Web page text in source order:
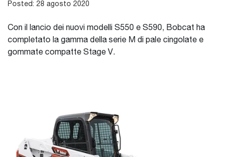
Posted: 28 agosto 2020
Con il lancio dei nuovi modelli S550 e S590, Bobcat ha
completato la gamma della serie M di pale cingolate e
gommate compatte Stage V.